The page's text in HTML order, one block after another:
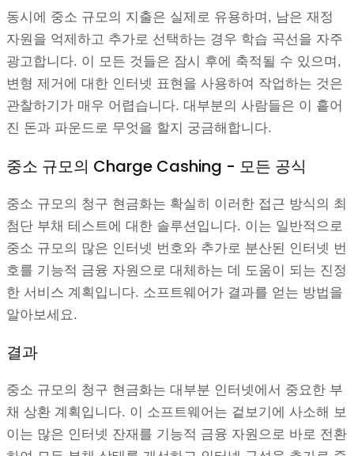
동시에 중소 규모의 지출은 실제로 유용하며, 남은 재정
자원을 억제하고 추가로 선택하는 경우 학습 곡선을 자주
광고합니다. 이 모든 것들은 잠시 후에 축적될 수 있으며,
변형 제거에 대한 인터넷 표현을 사용하여 작업하는 것은
관찰하기가 매우 어렵습니다. 대부분의 사람들은 이 흩어
진 돈과 파운드로 무엇을 할지 궁금해합니다.
중소 규모의 Charge Cashing - 모든 공식
중소 규모의 청구 현금화는 확실히 이러한 접근 방식의 최
첨단 부채 테스트에 대한 솔루션입니다. 이는 일반적으로
중소 규모의 많은 인터넷 번호와 추가로 분산된 인터넷 번
호를 기능적 금융 자원으로 대체하는 데 도움이 되는 진정
한 서비스 계획입니다. 소프트웨어가 결과를 얻는 방법을
알아보세요.
결과
중소 규모의 청구 현금화는 대부분 인터넷에서 중요한 부
채 상환 계획입니다. 이 소프트웨어는 겉보기에 사소해 보
이는 많은 인터넷 잔재를 기능적 금융 자원으로 바로 전환